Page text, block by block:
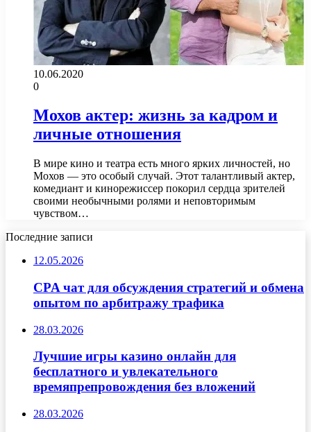
10.06.2020
0
Мохов актер: жизнь за кадром и
личные отношения
В мире кино и театра есть много ярких личностей, но
Мохов — это особый случай. Этот талантливый актер,
комедиант и кинорежиссер покорил сердца зрителей
своими необычными ролями и неповторимым
чувством…
Последние записи
12.05.2026
CPA чат для обсуждения стратегий и обмена
опытом по арбитражу трафика
28.03.2026
Лучшие игры казино онлайн для
бесплатного и увлекательного
времяпрепровождения без вложений
28.03.2026